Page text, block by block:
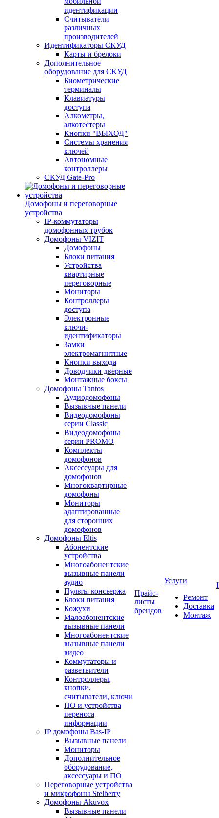
идентификации
Считыватели
различных
производителей
Идентификаторы СКУД
Карты и брелоки
Дополнительное
оборудование для СКУД
Биометрические
терминалы
Клавиатуры
доступа
Алкометры,
алкотестеры
Кнопки "ВЫХОД"
Системы хранения
ключей
Автономные
контроллеры
СКУД Gate-Pro
Домофоны и переговорные
устройства
IP-коммутаторы
домофонных трубок
Домофоны VIZIT
Домофоны
Блоки питания
Устройства
квартирные
переговорные
Мониторы
Контроллеры
доступа
Электронные
ключи-
идентификаторы
Замки
электромагнитные
Кнопки выхода
Доводчики дверные
Монтажные боксы
Домофоны Tantos
Аудиодомофоны
Вызывные панели
Видеодомофоны
серии Classic
Видеодомофоны
серии PROMO
Комплекты
домофонов
Аксессуары для
домофонов
Многоквартирные
домофоны
Мониторы
адаптированные
для сторонних
домофонов
Домофоны Eltis
Абонентские
устройства
Многоабонентские
вызывные панели
аудио
Пульты консьержа
Блоки питания
Кожухи
Малоабонентские
вызывные панели
Многоабонентские
вызывные панели
видео
Коммутаторы и
разветвители
Контроллеры,
кнопки,
считыватели, ключи
ПО и устройства
переноса
информации
IP домофоны Bas-IP
Вызывные панели
Мониторы
Дополнительное
оборудование,
аксессуары и ПО
Переговорные устройства
и микрофоны Stelberry
Домофоны Akuvox
Вызывные панели
Прайс-
листы
брендов
Услуги
Ремонт
Доставка
Монтаж